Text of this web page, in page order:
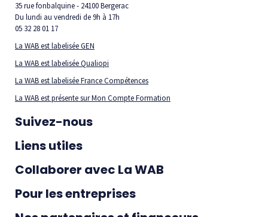
35 rue fonbalquine - 24100 Bergerac
Du lundi au vendredi de 9h à 17h
05 32 28 01 17
La WAB est labelisée GEN
La WAB est labelisée Qualiopi
La WAB est labelisée France Compétences
La WAB est présente sur Mon Compte Formation
Suivez-nous
Liens utiles
Collaborer avec La WAB
Pour les entreprises